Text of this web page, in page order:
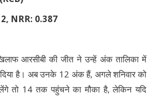
, NRR: 0.387
आरसीबी की जीत ने उन्हें अंक तालिका में
दिया है। अब उनके 12 अंक हैं, अगले शनिवार को
तो 14 तक पहुंचने का मौका है, लेकिन यदि